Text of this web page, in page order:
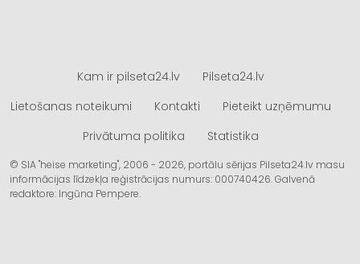
Kam ir pilseta24.lv
Pilseta24.lv
Lietošanas noteikumi
Kontakti
Pieteikt uzņēmumu
Privātuma politika
Statistika
© SIA "heise marketing", 2006 - 2026, portālu sērijas Pilseta24.lv masu
informācijas līdzekļa reģistrācijas numurs: 000740426. Galvenā
redaktore: Ingūna Pempere.